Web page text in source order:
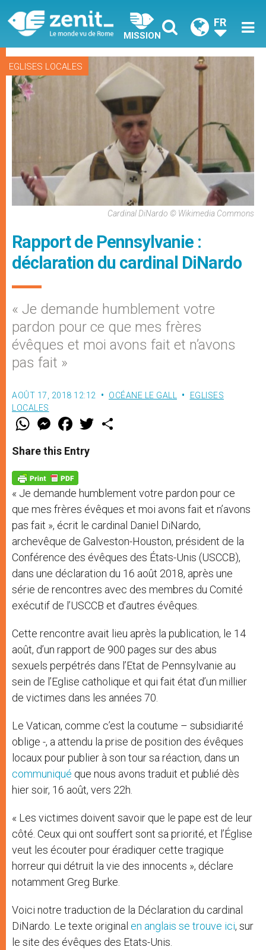
MISSION
FR
EGLISES LOCALES
Cardinal DiNardo © Wikimedia Commons
Rapport de Pennsylvanie :
déclaration du cardinal DiNardo
« Je demande humblement votre
pardon pour ce que mes frères
évêques et moi avons fait et n’avons
pas fait »
AOÛT 17, 2018 12:12 OCÉANE LE GALL
EGLISES
LOCALES
W
t
s
p
p
M
e
s
e
g
e
r
F
a
e
b
o
k
w
Share this Entry
« Je demande humblement votre pardon pour ce
que mes frères évêques et moi avons fait et n’avons
pas fait », écrit le cardinal Daniel DiNardo,
archevêque de Galveston-Houston, président de la
Conférence des évêques des États-Unis (USCCB),
dans une déclaration du 16 août 2018, après une
série de rencontres avec des membres du Comité
exécutif de l’USCCB et d’autres évêques.
Cette rencontre avait lieu après la publication, le 14
août, d’un rapport de 900 pages sur des abus
sexuels perpétrés dans l’Etat de Pennsylvanie au
sein de l’Eglise catholique et qui fait état d’un millier
de victimes dans les années 70.
Le Vatican, comme c’est la coutume – subsidiarité
oblige -, a attendu la prise de position des évêques
locaux pour publier à son tour sa réaction, dans un
communiqué que nous avons traduit et publié dès
hier soir, 16 août, vers 22h.
« Les victimes doivent savoir que le pape est de leur
côté. Ceux qui ont souffert sont sa priorité, et l’Église
veut les écouter pour éradiquer cette tragique
horreur qui détruit la vie des innocents », déclare
notamment Greg Burke.
Voici notre traduction de la Déclaration du cardinal
DiNardo. Le texte original en anglais se trouve ici, sur
le site des évêques des Etats-Unis.